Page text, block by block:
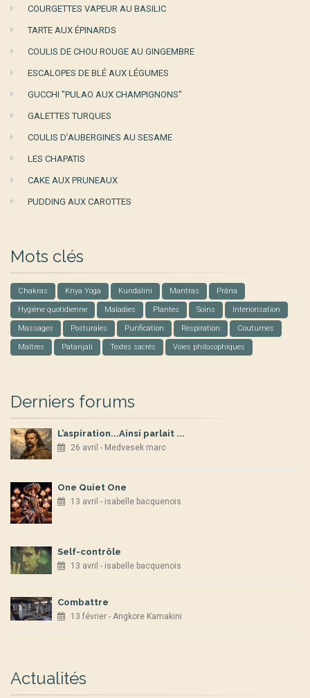
COURGETTES VAPEUR AU BASILIC
TARTE AUX ÉPINARDS
COULIS DE CHOU ROUGE AU GINGEMBRE
ESCALOPES DE BLÉ AUX LÉGUMES
GUCCHI "PULAO AUX CHAMPIGNONS"
GALETTES TURQUES
COULIS D’AUBERGINES AU SESAME
LES CHAPATIS
CAKE AUX PRUNEAUX
PUDDING AUX CAROTTES
Mots clés
Chakras Kriya Yoga Kundalini Mantras Prâna
Hygiène quotidienne Maladies Plantes Soins Interiorisation
Massages Posturales Purification Respiration Coutumes
Maîtres Patanjali Textes sacrés Voies philosophiques
Derniers forums
L’aspiration...Ainsi parlait ...
26 avril - Medvesek marc
One Quiet One
13 avril - isabelle bacquenois
Self-contrôle
13 avril - isabelle bacquenois
Combattre
13 février - Angkore Kamakini
Actualités